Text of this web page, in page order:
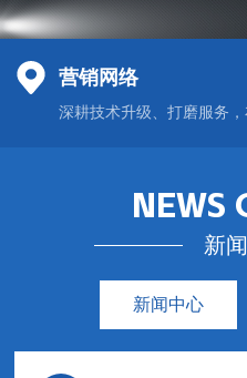
营销网络
深耕技术升级、打磨服务，
NEWS
新
新闻中心